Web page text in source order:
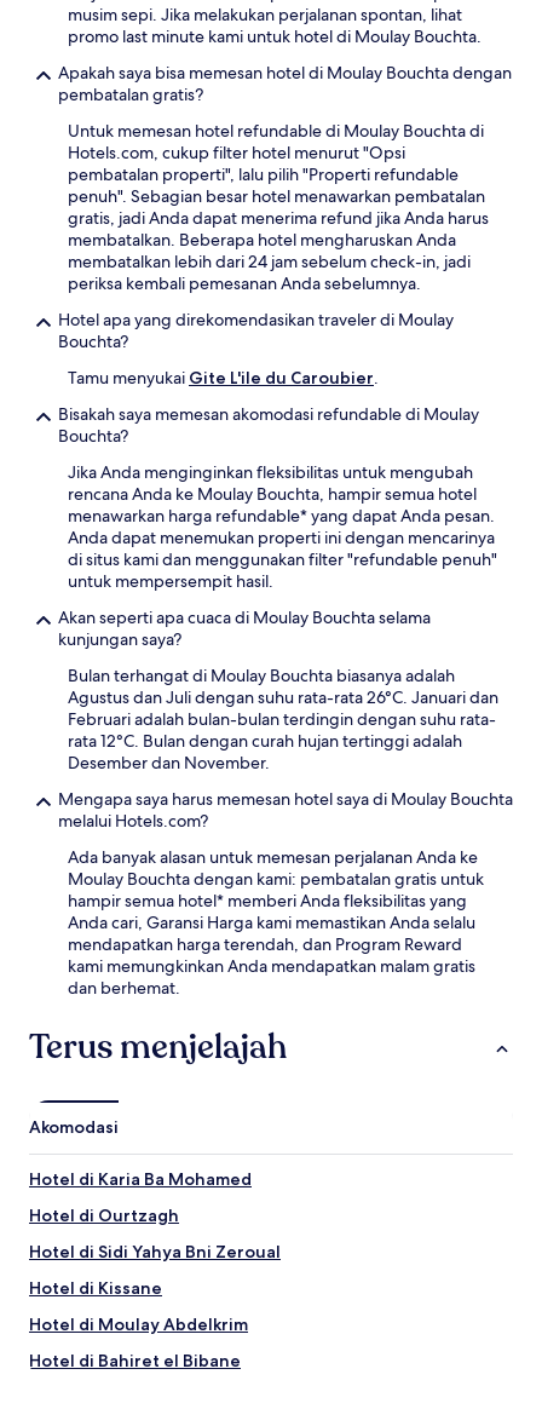
musim sepi. Jika melakukan perjalanan spontan, lihat
promo last minute kami untuk hotel di Moulay Bouchta.
Apakah saya bisa memesan hotel di Moulay Bouchta dengan
pembatalan gratis?
Untuk memesan hotel refundable di Moulay Bouchta di
Hotels.com, cukup filter hotel menurut "Opsi
pembatalan properti", lalu pilih "Properti refundable
penuh". Sebagian besar hotel menawarkan pembatalan
gratis, jadi Anda dapat menerima refund jika Anda harus
membatalkan. Beberapa hotel mengharuskan Anda
membatalkan lebih dari 24 jam sebelum check-in, jadi
periksa kembali pemesanan Anda sebelumnya.
Hotel apa yang direkomendasikan traveler di Moulay
Bouchta?
Tamu menyukai Gite L'ile du Caroubier.
Bisakah saya memesan akomodasi refundable di Moulay
Bouchta?
Jika Anda menginginkan fleksibilitas untuk mengubah
rencana Anda ke Moulay Bouchta, hampir semua hotel
menawarkan harga refundable* yang dapat Anda pesan.
Anda dapat menemukan properti ini dengan mencarinya
di situs kami dan menggunakan filter "refundable penuh"
untuk mempersempit hasil.
Akan seperti apa cuaca di Moulay Bouchta selama
kunjungan saya?
Bulan terhangat di Moulay Bouchta biasanya adalah
Agustus dan Juli dengan suhu rata-rata 26°C. Januari dan
Februari adalah bulan-bulan terdingin dengan suhu rata-
rata 12°C. Bulan dengan curah hujan tertinggi adalah
Desember dan November.
Mengapa saya harus memesan hotel saya di Moulay Bouchta
melalui Hotels.com?
Ada banyak alasan untuk memesan perjalanan Anda ke
Moulay Bouchta dengan kami: pembatalan gratis untuk
hampir semua hotel* memberi Anda fleksibilitas yang
Anda cari, Garansi Harga kami memastikan Anda selalu
mendapatkan harga terendah, dan Program Reward
kami memungkinkan Anda mendapatkan malam gratis
dan berhemat.
Terus menjelajah
Akomodasi
Hotel di Karia Ba Mohamed
Hotel di Ourtzagh
Hotel di Sidi Yahya Bni Zeroual
Hotel di Kissane
Hotel di Moulay Abdelkrim
Hotel di Bahiret el Bibane